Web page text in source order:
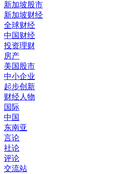
新加坡股市
新加坡财经
全球财经
中国财经
投资理财
房产
美国股市
中小企业
起步创新
财经人物
国际
中国
东南亚
言论
社论
评论
交流站